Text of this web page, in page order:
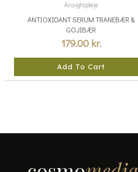
Ansigtspleje
ANTIOXIDANT SERUM TRANEBÆR &
GOJIBÆR
179.00 kr.
Add To Cart